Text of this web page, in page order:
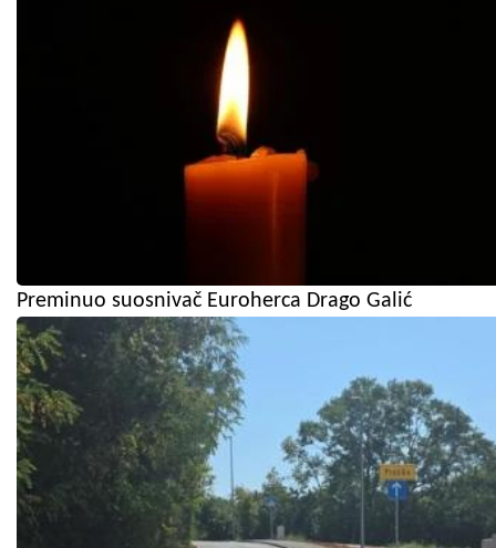
Preminuo suosnivač Euroherca Drago Galić